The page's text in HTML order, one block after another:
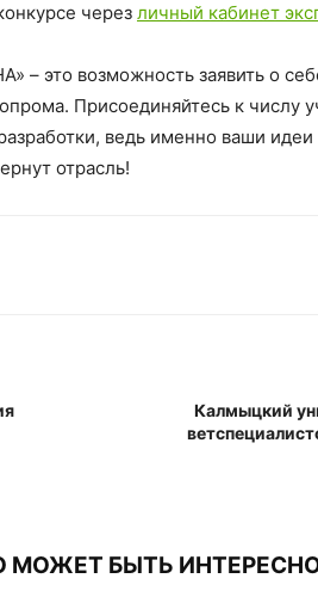
через личный кабинет
– это возможность заявить о
Присоединяйтесь к числу
ведь именно ваши идеи
отрасль!
Калмыцкий
МОЖЕТ БЫТЬ